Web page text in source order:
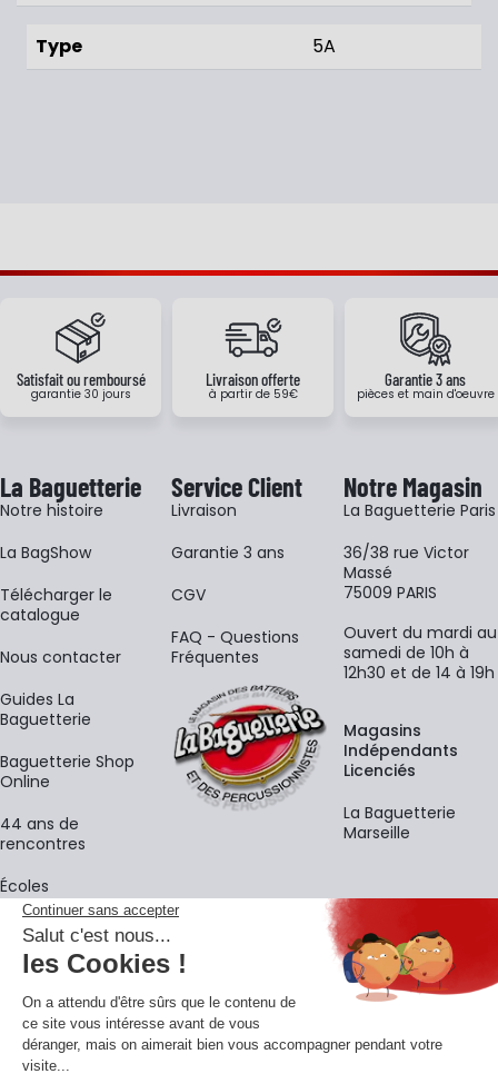
Type 5A
Satisfait ou remboursé
garantie 30 jours
Livraison offerte
à partir de 59€
Garantie 3 ans
pièces et main d'oeuvre
La Baguetterie
Notre histoire
La BagShow
​Télécharger le
catalogue
Nous contacter
Guides La
Baguetterie
Baguetterie Shop
Online
44 ans de
rencontres
Écoles
Service Client
Livraison
Garantie 3 ans
CGV
FAQ - Questions
Fréquentes
Notre Magasin
La Baguetterie Paris
36/38 rue Victor
Massé
75009 PARIS
Ouvert du mardi au
samedi de 10h à
12h30 et de 14 à 19h
Magasins
Indépendants
Licenciés
La Baguetterie
Marseille
La newsletter
Adresse e-mail
En vous inscrivant à notre newsletter, vous acceptez notre
confidentialité.
Retrouvons-nous sur